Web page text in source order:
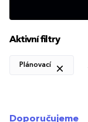
Aktivní filtry
Plánovací
Doporučujeme